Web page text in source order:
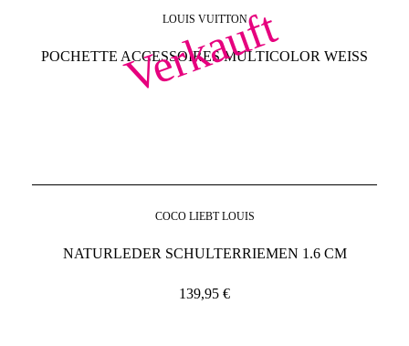
Verkauft
LOUIS VUITTON
POCHETTE ACCESSOIRES MULTICOLOR WEISS
COCO LIEBT LOUIS
NATURLEDER SCHULTERRIEMEN 1.6 CM
139,95 €